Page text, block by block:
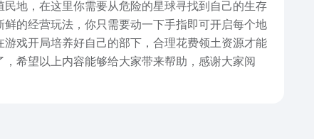
地，在这里你需要从危险的星球寻找到自己的生存
的经营玩法，你只需要动一下手指即可开启每个地
戏开局培养好自己的部下，合理花费领土资源才能
希望以上内容能够给大家带来帮助，感谢大家阅